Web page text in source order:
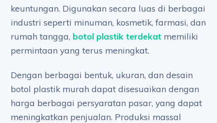
keuntungan. Digunakan secara luas di berbagai
industri seperti minuman, kosmetik, farmasi, dan
rumah tangga, botol plastik terdekat memiliki
permintaan yang terus meningkat.
Dengan berbagai bentuk, ukuran, dan desain
botol plastik murah dapat disesuaikan dengan
harga berbagai persyaratan pasar, yang dapat
meningkatkan penjualan. Produksi massal